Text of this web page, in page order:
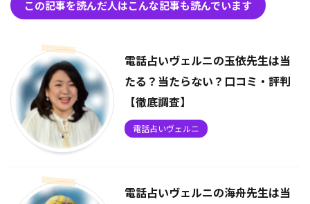
この記事を読んだ人はこんな記事も読んでいます
電話占いヴェルニの玉依先生は当
たる？当たらない？口コミ・評判
【徹底調査】
電話占いヴェルニ
電話占いヴェルニの海舟先生は当